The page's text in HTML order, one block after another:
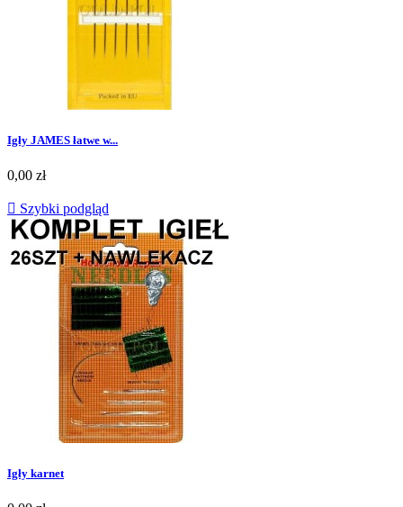
Igły JAMES łatwe w...
0,00 zł
 Szybki podgląd
Igły karnet